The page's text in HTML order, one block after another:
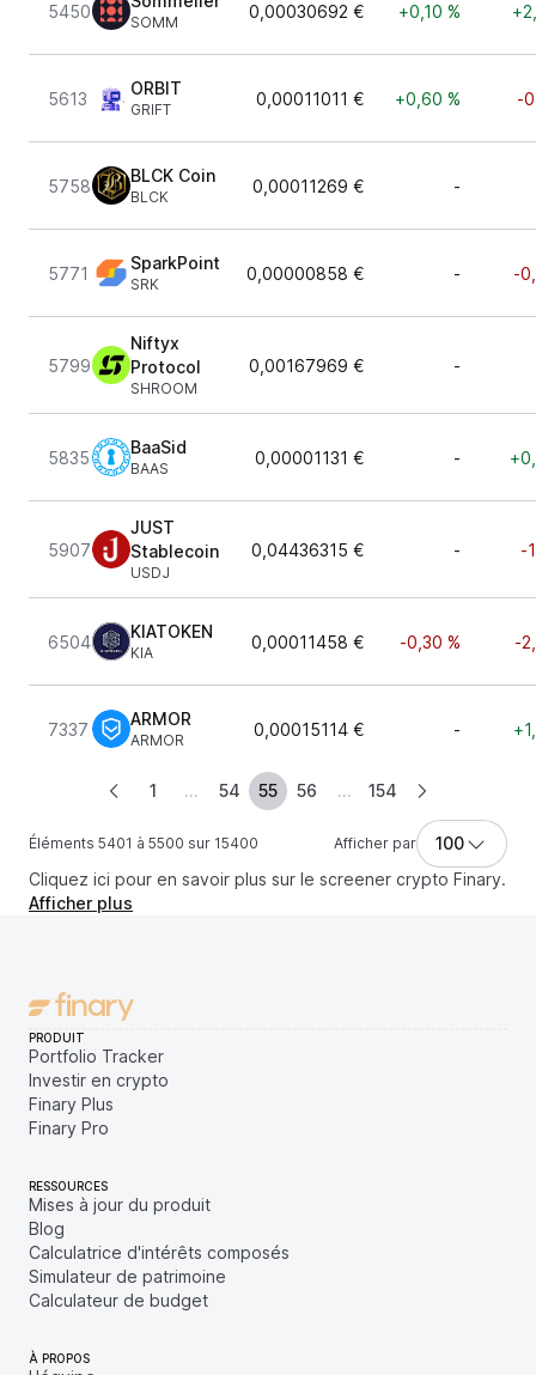
5450
SOMM
0,00030692 € +0,10 %
5613
ORBIT
GRIFT
0,00011011 € +0,60 % -
5758
BLCK Coin
BLCK
0,00011269 € -
5771
SparkPoint
SRK
0,00000858 € - -
5799
Niftyx
Protocol
SHROOM
0,00167969 € -
5835
BaaSid
BAAS
0,00001131 € -
5907
JUST
Stablecoin
USDJ
0,04436315 € - -
6504
KIATOKEN
KIA
0,00011458 € -0,30 % -
7337
ARMOR
ARMOR
0,00015114 € -
Éléments 5401 à 5500 sur 15400
1 ... 54 55 56 ... 154
Afficher par
100
Cliquez ici pour en savoir plus sur le screener crypto Finary.
Afficher plus
PRODUIT
Portfolio Tracker
Investir en crypto
Finary Plus
Finary Pro
RESSOURCES
Mises à jour du produit
Blog
Calculatrice d'intérêts composés
Simulateur de patrimoine
Calculateur de budget
À PROPOS